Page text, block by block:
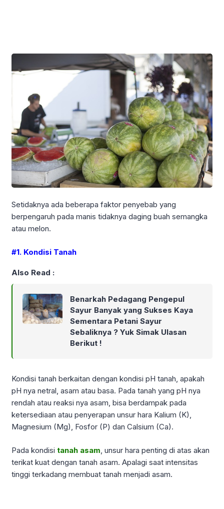
Setidaknya ada beberapa faktor penyebab yang
berpengaruh pada manis tidaknya daging buah semangka
atau melon.
#1. Kondisi Tanah
Also Read :
Benarkah Pedagang Pengepul
Sayur Banyak yang Sukses Kaya
Sementara Petani Sayur
Sebaliknya ? Yuk Simak Ulasan
Berikut !
Kondisi tanah berkaitan dengan kondisi pH tanah, apakah
pH nya netral, asam atau basa. Pada tanah yang pH nya
rendah atau reaksi nya asam, bisa berdampak pada
ketersediaan atau penyerapan unsur hara Kalium (K),
Magnesium (Mg), Fosfor (P) dan Calsium (Ca).
Pada kondisi tanah asam, unsur hara penting di atas akan
terikat kuat dengan tanah asam. Apalagi saat intensitas
tinggi terkadang membuat tanah menjadi asam.